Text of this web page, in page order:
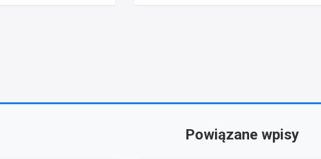
Powiązane wpisy